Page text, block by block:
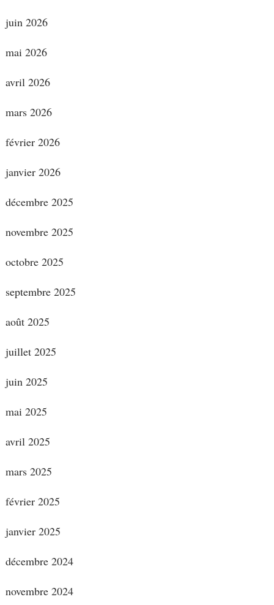
juin 2026
mai 2026
avril 2026
mars 2026
février 2026
janvier 2026
décembre 2025
novembre 2025
octobre 2025
septembre 2025
août 2025
juillet 2025
juin 2025
mai 2025
avril 2025
mars 2025
février 2025
janvier 2025
décembre 2024
novembre 2024